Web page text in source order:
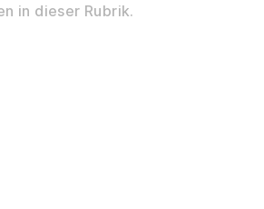
in dieser Rubrik.